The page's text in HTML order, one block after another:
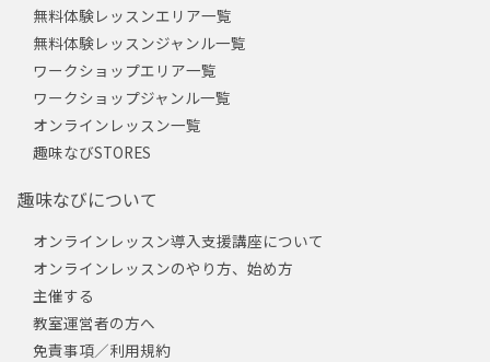
無料体験レッスンエリア一覧
無料体験レッスンジャンル一覧
ワークショップエリア一覧
ワークショップジャンル一覧
オンラインレッスン一覧
趣味なびSTORES
趣味なびについて
オンラインレッスン導入支援講座について
オンラインレッスンのやり方、始め方
主催する
教室運営者の方へ
免責事項／利用規約